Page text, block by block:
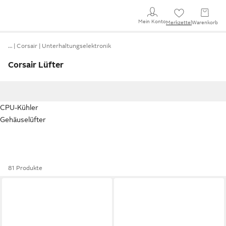
Mein KontoMerkzettel Warenkorb
… Corsair Unterhaltungselektronik
Corsair Lüfter
CPU-Kühler
Gehäuselüfter
81 Produkte